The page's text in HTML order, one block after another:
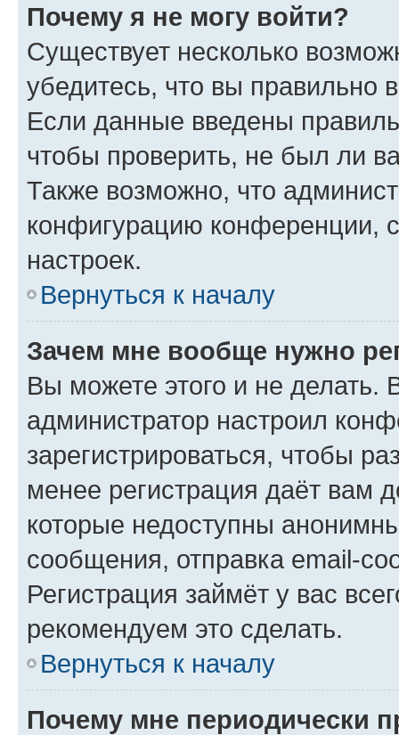
Почему я не могу войти?
Существует несколько
убедитесь, что вы правильно
Если данные введены
чтобы проверить, не был ли
Также возможно, что
конфигурацию конференции,
настроек.
Вернуться к началу
Зачем мне вообще нужно
Вы можете этого и не делать.
администратор настроил
зарегистрироваться, чтобы
менее регистрация даёт вам
которые недоступны
сообщения, отправка email-
Регистрация займёт у вас
рекомендуем это сделать.
Вернуться к началу
Почему мне периодически